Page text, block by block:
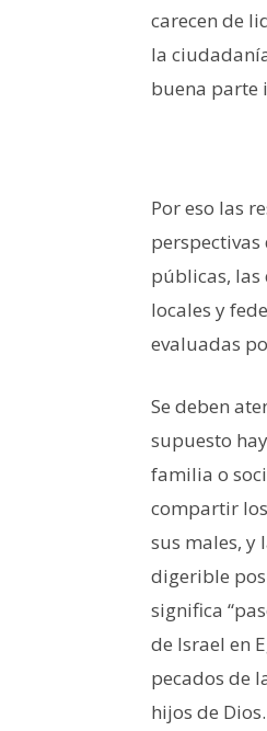
carecen de
la
buena parte
Por eso las
públicas, las
locales y
evaluadas
Se deben
supuesto
familia o
compartir
sus males, y
digerible
significa
de Israel en
pecados de
hijos de